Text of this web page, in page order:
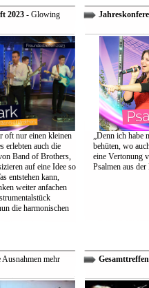
2023- Glowing
oft nur einen kleinen
erlebten auch die
Band of Brothers,
auf eine Idee so
entstehen kann,
weiter anfachen
die harmonischen
„Denn ich habe
behüten, wo
eine Vertonung
Psalmen aus
mehr